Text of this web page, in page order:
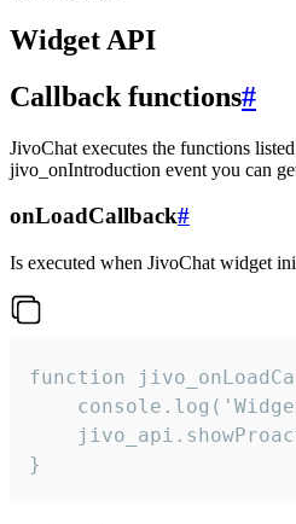
Widget API
Callback functions#
JivoChat executes the functions
jivo_onIntroduction event you can
onLoadCallback#
Is executed when JivoChat widget
function
}